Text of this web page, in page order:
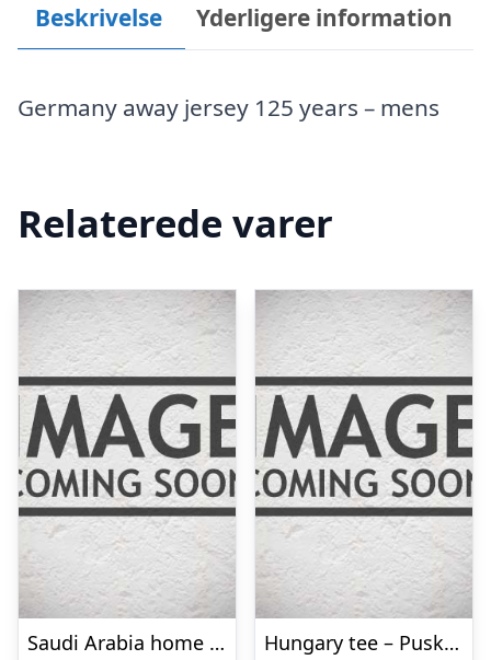
Beskrivelse Yderligere information
Germany away jersey 125 years – mens
Relaterede varer
Saudi Arabia home jersey 2024/26 – mens-XL
Hungary tee – Puskas 10-M